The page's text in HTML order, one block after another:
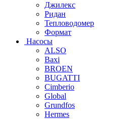
Джилекс
Ридан
Тепловодомер
Формат
Насосы
ALSO
Baxi
BROEN
BUGATTI
Cimberio
Global
Grundfos
Hermes